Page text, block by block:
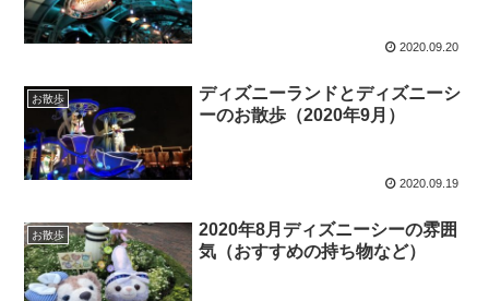
2020.09.20
お散歩
ディズニーランドとディズニーシ
ーのお散歩（2020年9月）
2020.09.19
お散歩
2020年8月ディズニーシーの雰囲
気（おすすめの持ち物など）